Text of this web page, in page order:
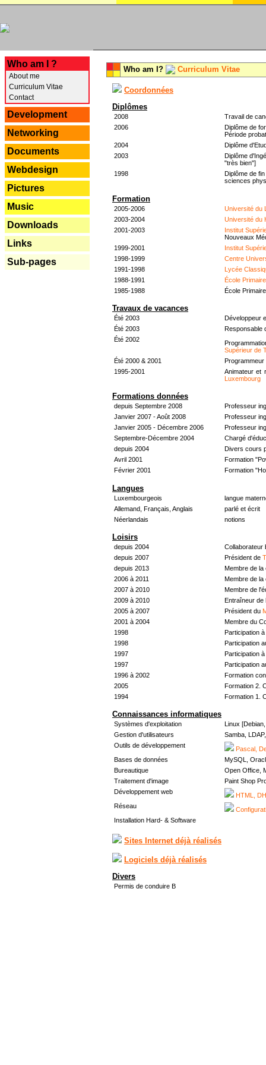
Who am I ?
About me
Curriculum Vitae
Contact
Development
Networking
Documents
Webdesign
Pictures
Music
Downloads
Links
Sub-pages
Who am I? Curriculum Vitae
Coordonnées
Diplômes
2008
Travail de
2006
Diplôme de
Période
2004
Diplôme
2003
Diplôme
"très bien"]
1998
Diplôme de
sciences
Formation
2005-2006
Université du
2003-2004
Université du
2001-2003
Institut
Nouveaux
1999-2001
Institut
1998-1999
Centre
1991-1998
Lycée
1988-1991
École
1985-1988
École
Travaux de vacances
Été 2003
Développeur
Été 2003
Responsable
Été 2002
Supérieur de
Été 2000 & 2001
Programmeur
1995-2001
Animateur et
Luxembourg
Formations données
depuis Septembre 2008
Professeur
Janvier 2007 - Août 2008
Professeur
Janvier 2005 - Décembre 2006
Professeur
Septembre-Décembre 2004
Chargé
depuis 2004
Divers cours
Avril 2001
Formation
Février 2001
Formation
Langues
Luxembourgeois
langue
Allemand, Français, Anglais
parlé et écrit
Néerlandais
notions
Loisirs
depuis 2004
Collaborateur
depuis 2007
Président de
depuis 2013
Membre de
2006 à 2011
Membre de
2007 à 2010
Membre de
2009 à 2010
Entraîneur de
2005 à 2007
Président du
2001 à 2004
Membre du
1998
Participation à
1998
Participation
1997
Participation à
1997
Participation
1996 à 2002
Formation
2005
Formation 2.
1994
Formation 1.
Connaissances informatiques
Systèmes d'exploitation
Linux
Gestion d'utilisateurs
Samba,
Outils de développement
Pascal,
Bases de données
MySQL,
Bureautique
Open Office,
Traitement d'image
Paint Shop
Développement web
HTML,
Réseau
Installation Hard- & Software
Sites Internet déjà réalisés
Logiciels déjà réalisés
Divers
Permis de conduire B